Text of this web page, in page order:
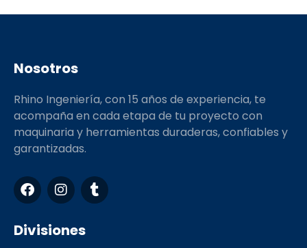
Nosotros
Rhino Ingeniería, con 15 años de experiencia, te
acompaña en cada etapa de tu proyecto con
maquinaria y herramientas duraderas, confiables y
garantizadas.
F
a
c
e
b
I
n
s
t
a
T
u
m
Divisiones